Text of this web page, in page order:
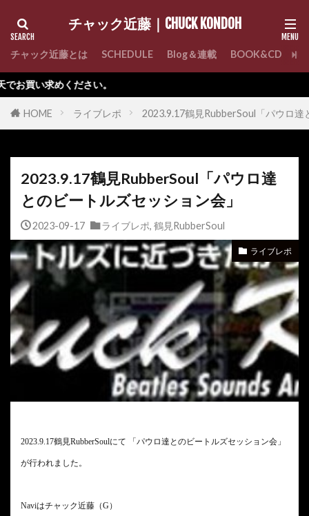
チャック近藤｜CHUCK KONDOH
チャック近藤とは SCHEDULE Blog＆連載 BOOK&CD
ださい。
HOME ライブレポ 2023.9.17鶴見RubberSoul「パウロ達
2023.9.17鶴見RubberSoul「パウロ達
とのビートルズセッション会」
2023-09-17 ライブレポ, 鶴見RubberSoul
ライブレポ
2023.9.17鶴見RubberSoulにて 「パウロ達とのビートルズセッション会」
が行われました。
Naviはチャック近藤（G）